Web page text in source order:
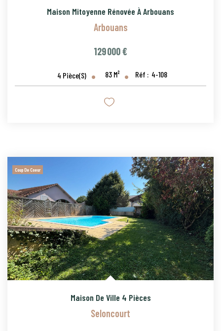
Maison Mitoyenne Rénovée À Arbouans
Arbouans
129 000 €
4 Pièce(s) 83 M² Réf : 4-108
Coup De Coeur
Maison De Ville 4 Pièces
Seloncourt